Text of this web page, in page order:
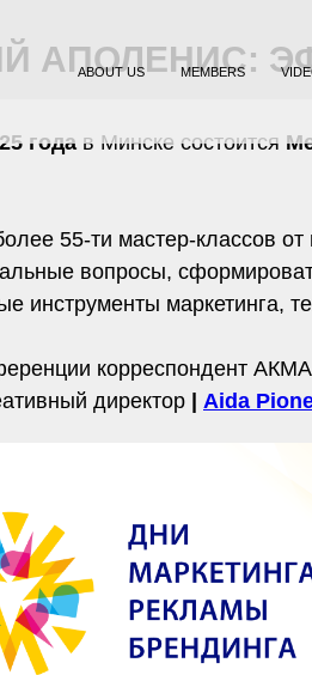
ABOUT US MEMBERS
АПОЛЕНИС:
года в Минске состоится
55-ти мастер-классов от
вопросы,
инструменты маркетинга,
корреспондент
директор Aida